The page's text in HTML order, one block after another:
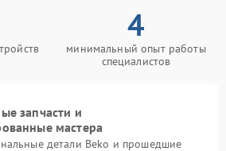
4
минимальный опыт работы
специалистов
запчасти и
мастера
детали Beko и прошедшие